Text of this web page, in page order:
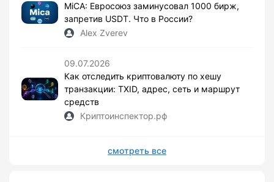
MiCA: Евросоюз заминусовал 1000 бирж,
запретив USDT. Что в России?
Alex Zverev
09.07.2026
Как отследить криптовалюту по хешу
транзакции: TXID, адрес, сеть и маршрут
средств
Криптоинспектор.рф
смотреть все